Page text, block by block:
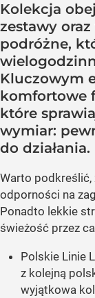
Kolekcja
zestawy
podróżne,
Kluczowym
komfortowe
które
wymiar:
do działania.
Warto podkreślić,
odporności na
Ponadto lekkie
świeżość przez
Polskie Linie
z kolejną
wyjątkowa